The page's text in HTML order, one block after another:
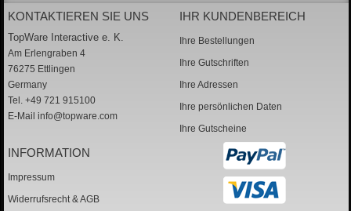
KONTAKTIEREN SIE UNS
TopWare Interactive e. K.
Am Erlengraben 4
76275 Ettlingen
Germany
Tel. +49 721 915100
E-Mail info@topware.com
IHR KUNDENBEREICH
Ihre Bestellungen
Ihre Gutschriften
Ihre Adressen
Ihre persönlichen Daten
Ihre Gutscheine
INFORMATION
Impressum
Widerrufsrecht & AGB